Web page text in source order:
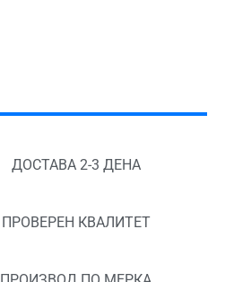
ДОСТАВА 2-3 ДЕНА
ПРОВЕРЕН КВАЛИТЕТ